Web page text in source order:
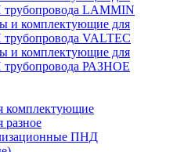
LAMMIN
и комплектующие для
VALTEC
и комплектующие для
РАЗНОЕ
комплектующие
разное
ПНД